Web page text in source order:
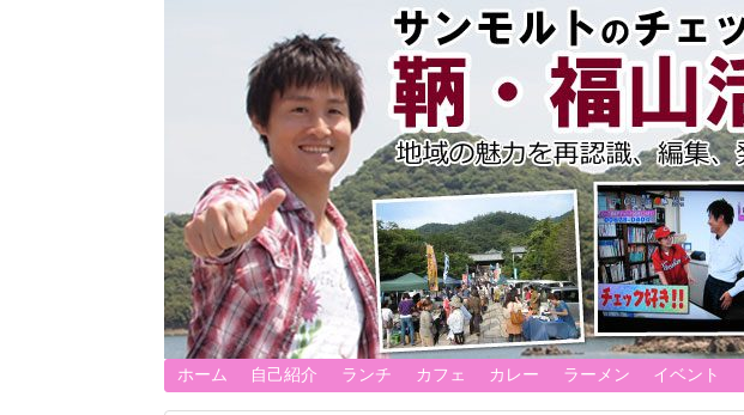
ホーム 自己紹介 ランチ カフェ カレー ラーメン イベント